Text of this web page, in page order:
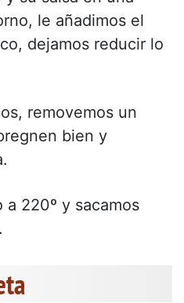
le añadimos el
dejamos reducir lo
removemos un
bien y
220º y sacamos